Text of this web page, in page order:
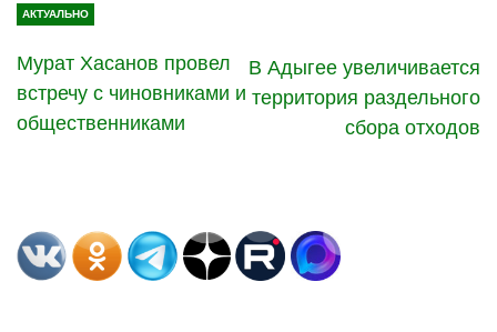
АКТУАЛЬНО
Мурат Хасанов провел
встречу с чиновниками и
общественниками
В Адыгее увеличивается
территория раздельного
сбора отходов